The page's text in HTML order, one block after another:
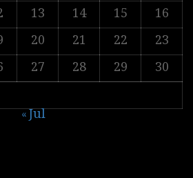
13 14 15
16
20 21 22
23
27 28 29
30
« Jul